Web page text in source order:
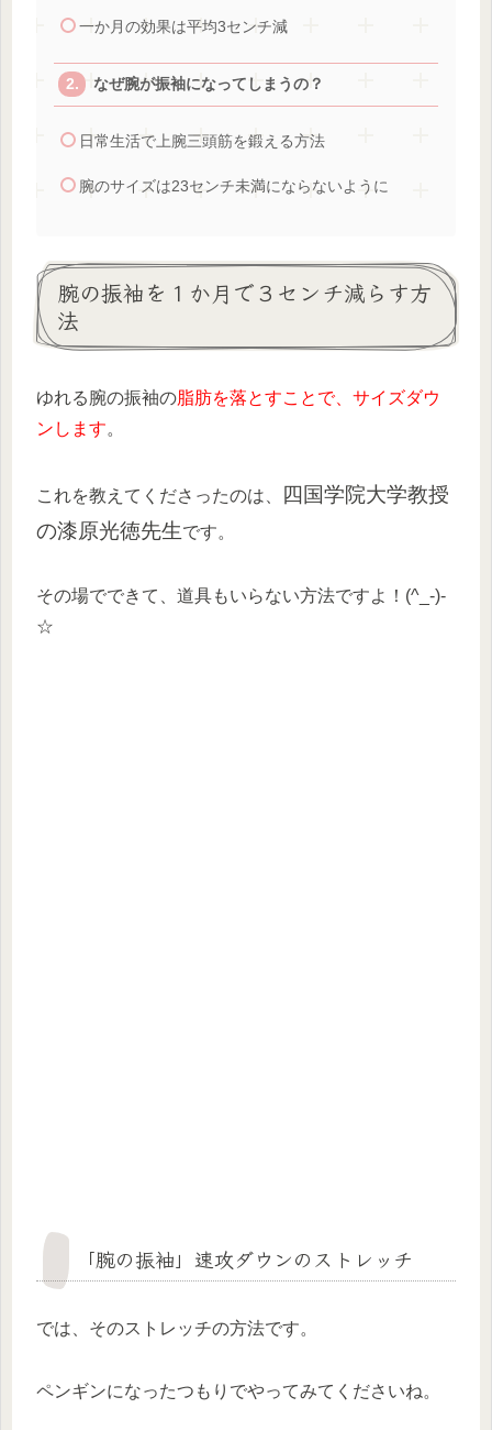
一か月の効果は平均3センチ減
なぜ腕が振袖になってしまうの？
日常生活で上腕三頭筋を鍛える方法
腕のサイズは23センチ未満にならないように
腕の振袖を１か月で３センチ減らす方
法
ゆれる腕の振袖の脂肪を落とすことで、サイズダウ
ンします。
これを教えてくださったのは、
四国学院大学教授
の漆原光徳先生です。
その場でできて、道具もいらない方法ですよ！(^_-)-
☆
「腕の振袖」速攻ダウンのストレッチ
では、そのストレッチの方法です。
ペンギンになったつもりでやってみてくださいね。